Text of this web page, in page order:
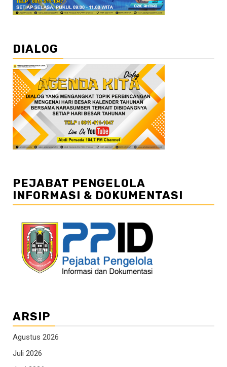
DIALOG
PEJABAT PENGELOLA
INFORMASI & DOKUMENTASI
ARSIP
Agustus 2026
Juli 2026